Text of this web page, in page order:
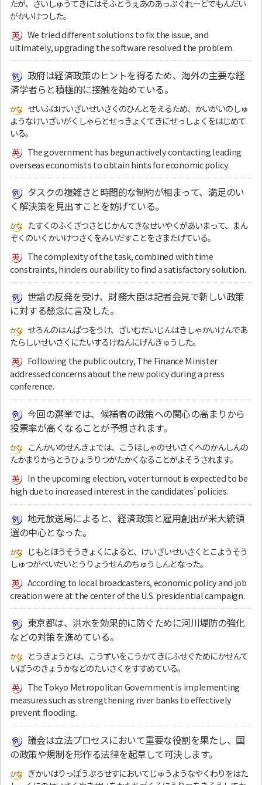
たが、さいしゅうてきにはそふとうぇあのあっぷぐれーどでもんだい
がかいけつした。
We tried different solutions to fix the issue, and
ultimately, upgrading the software resolved the problem.
政府は経済政策のヒントを得るため、海外の主要な経
済学者らと積極的に接触を始めている。
せいふはけいざいせいさくのひんとをえるため、かいがいのしゅ
ようなけいざいがくしゃらとせっきょくてきにせっしょくをはじめて
いる。
The government has begun actively contacting leading
overseas economists to obtain hints for economic policy.
タスクの複雑さと時間的な制約が相まって、満足のい
く解決策を見出すことを妨げている。
たすくのふくざつさとじかんてきなせいやくがあいまって、まん
ぞくのいくかいけつさくをみいだすことをさまたげている。
The complexity of the task, combined with time
constraints, hinders our ability to find a satisfactory solution.
世論の反発を受け、財務大臣は記者会見で新しい政策
に対する懸念に言及した。
せろんのはんぱつをうけ、ざいむだいじんはきしゃかいけんであ
たらしいせいさくにたいするけねんにげんきゅうした。
Following the public outcry, The Finance Minister
addressed concerns about the new policy during a press
conference.
今回の選挙では、候補者の政策への関心の高まりから
投票率が高くなることが予想されます。
こんかいのせんきょでは、こうほしゃのせいさくへのかんしんの
たかまりからとうひょうりつがたかくなることがよそうされます。
In the upcoming election, voter turnout is expected to be
high due to increased interest in the candidates’ policies.
地元放送局によると、経済政策と雇用創出が米大統領
選の中心となった。
じもとほうそうきょくによると、けいざいせいさくとこようそう
しゅつがべいだいとうりょうせんのちゅうしんとなった。
According to local broadcasters, economic policy and job
creation were at the center of the U.S. presidential campaign.
東京都は、洪水を効果的に防ぐために河川堤防の強化
などの対策を進めている。
とうきょうとは、こうずいをこうかてきにふせぐためにかせんて
いぼうのきょうかなどのたいさくをすすめている。
The Tokyo Metropolitan Government is implementing
measures such as strengthening river banks to effectively
prevent flooding.
議会は立法プロセスにおいて重要な役割を果たし、国
の政策や規制を形作る法律を起草して可決します。
ぎかいはりっぽうぷろせすにおいてじゅうようなやくわりをはた